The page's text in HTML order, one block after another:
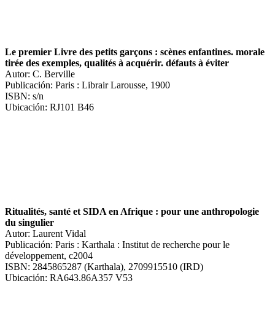
Le premier Livre des petits garçons : scènes enfantines. morale
tirée des exemples, qualités à acquérir. défauts à éviter
Autor: C. Berville
Publicación: Paris : Librair Larousse, 1900
ISBN: s/n
Ubicación: RJ101 B46
Ritualités, santé et SIDA en Afrique : pour une anthropologie
du singulier
Autor: Laurent Vidal
Publicación: Paris : Karthala : Institut de recherche pour le
développement, c2004
ISBN: 2845865287 (Karthala), 2709915510 (IRD)
Ubicación: RA643.86A357 V53